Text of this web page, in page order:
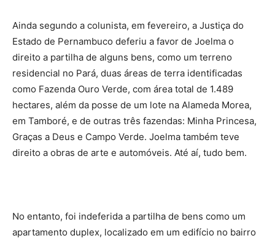
Ainda segundo a colunista, em fevereiro, a Justiça do
Estado de Pernambuco deferiu a favor de Joelma o
direito a partilha de alguns bens, como um terreno
residencial no Pará, duas áreas de terra identificadas
como Fazenda Ouro Verde, com área total de 1.489
hectares, além da posse de um lote na Alameda Morea,
em Tamboré, e de outras três fazendas: Minha Princesa,
Graças a Deus e Campo Verde. Joelma também teve
direito a obras de arte e automóveis. Até aí, tudo bem.
No entanto, foi indeferida a partilha de bens como um
apartamento duplex, localizado em um edifício no bairro